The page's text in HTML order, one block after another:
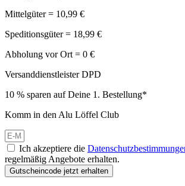
Mittelgüter = 10,99 €
Speditionsgüter = 18,99 €
Abholung vor Ort = 0 €
Versanddienstleister DPD
10 % sparen auf Deine 1. Bestellung*
Komm in den Alu Löffel Club
Ich akzeptiere die
regelmäßig Angebote erhalten.
Gutscheincode jetzt erhalten